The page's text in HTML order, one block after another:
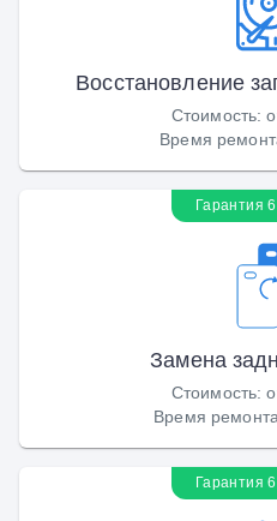
Восстановление
Стоимость:
Время
Гарантия
Замена
Стоимость:
Время ремонта
Гарантия